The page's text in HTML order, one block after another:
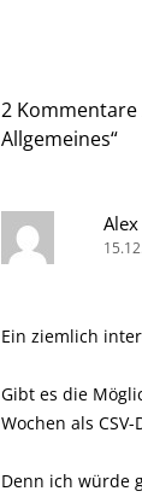
2 Kommentare
Allgemeines“
Alex
Ein ziemlich
Gibt es die
Wochen als
Denn ich würde